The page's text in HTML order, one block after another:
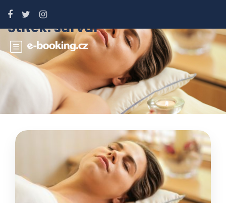
Štítek:sárvár